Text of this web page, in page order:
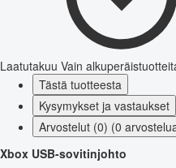
Laatutakuu Vain
Tästä tuotteesta
Kysymykset ja vastaukset
Arvostelut (0) (0
Xbox USB-sovitinjohto